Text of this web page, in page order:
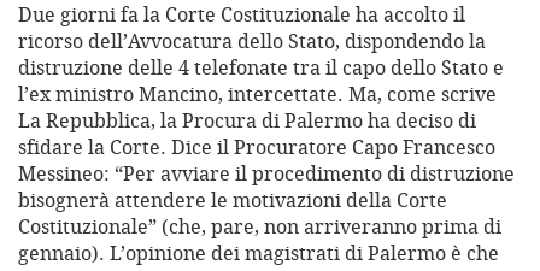
Due giorni fa la Corte Costituzionale ha accolto il
ricorso dell’Avvocatura dello Stato, dispondendo la
distruzione delle 4 telefonate tra il capo dello Stato e
l’ex ministro Mancino, intercettate. Ma, come scrive
La Repubblica, la Procura di Palermo ha deciso di
sfidare la Corte. Dice il Procuratore Capo Francesco
Messineo: “Per avviare il procedimento di distruzione
bisognerà attendere le motivazioni della Corte
Costituzionale” (che, pare, non arriveranno prima di
gennaio). L’opinione dei magistrati di Palermo è che